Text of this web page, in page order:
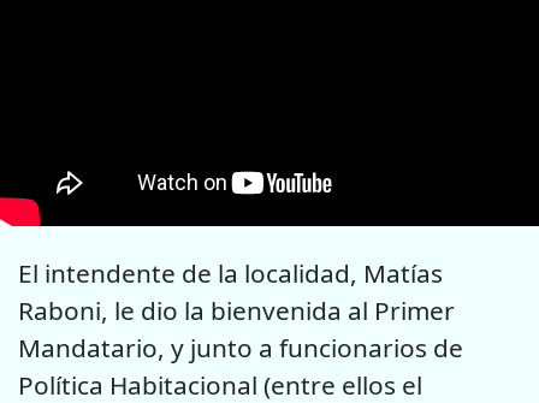
El intendente de la localidad, Matías
Raboni, le dio la bienvenida al Primer
Mandatario, y junto a funcionarios de
Política Habitacional (entre ellos el